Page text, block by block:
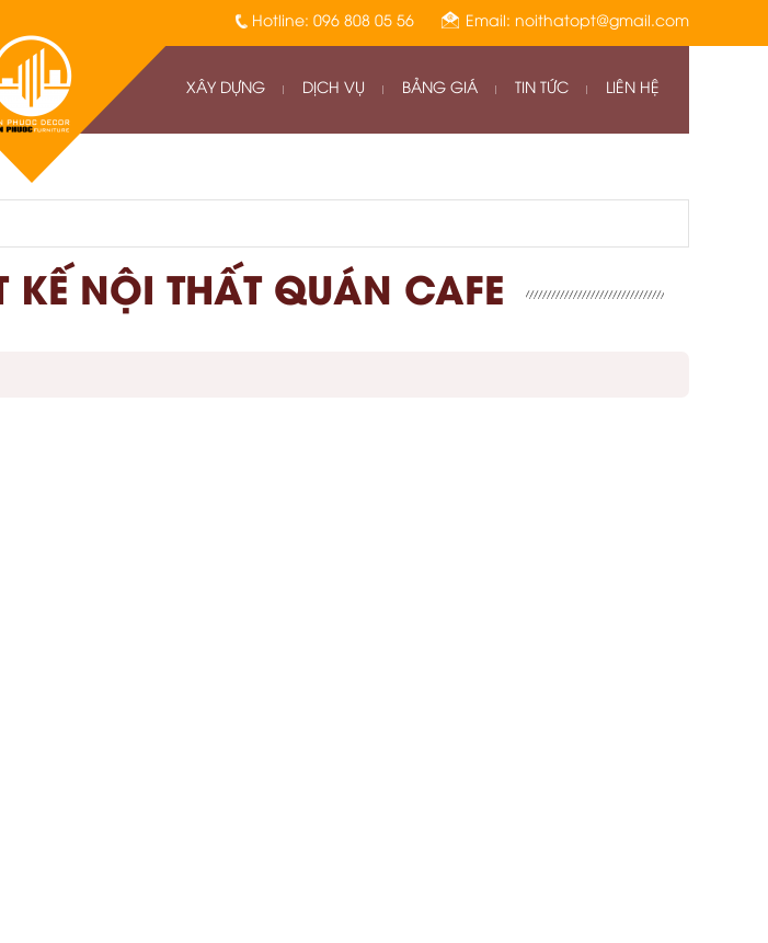
ĐÃ ĐỒNG HÀNH VỚI AN PHƯỚC TRONG THỜI GIAN QUA
Hotline: 096 808 05 56 Email: noithatopt@gmail.com
XÂY DỰNG DỊCH VỤ BẢNG GIÁ TIN TỨC LIÊN HỆ
KẾ NỘI THẤT QUÁN CAFE